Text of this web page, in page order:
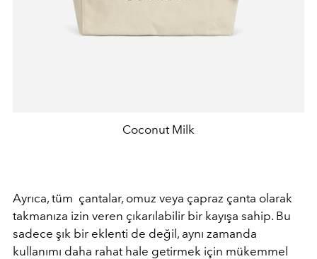
Coconut Milk
Ayrıca, tüm çantalar, omuz veya çapraz çanta olarak
takmanıza izin veren çıkarılabilir bir kayışa sahip. Bu
sadece şık bir eklenti de değil, aynı zamanda
kullanımı daha rahat hale getirmek için mükemmel